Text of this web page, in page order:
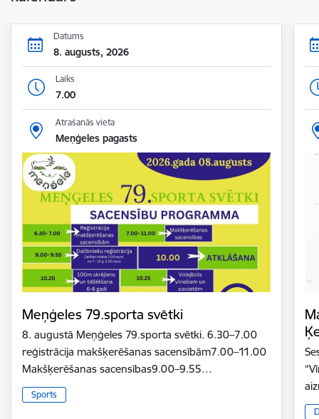
Datums
8. augusts, 2026
Laiks
7.00
Atrašanās vieta
Meņģeles pagasts
Meņģeles 79.sporta svētki
8. augustā Meņģeles 79.sporta svētki. 6.30–7.00
reģistrācija makšķerēšanas sacensībām7.00–11.00
Makšķerēšanas sacensības9.00–9.55…
Sports